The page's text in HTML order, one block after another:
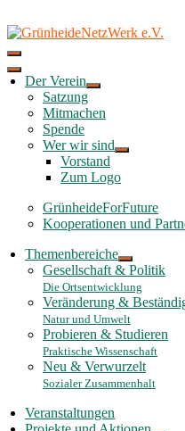
to
Der Verein
Satzung
Mitmachen
Spende
Wer wir sind
Vorstand
Zum Logo
GrünheideForFuture
Kooperationen und
Themenbereiche
Gesellschaft & Politik
Die Ortsentwicklung
Veränderung &
Natur und Umwelt
Probieren & Studieren
Praktische Wissenschaft
Neu & Verwurzelt
Sozialer Zusammenhalt
Veranstaltungen